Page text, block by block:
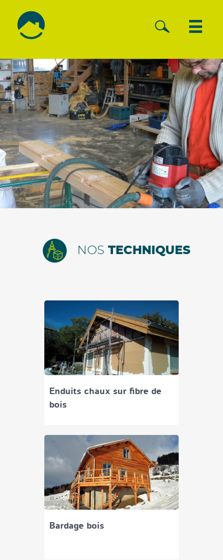
NOS TECHNIQUES
Enduits chaux sur fibre de
bois
Bardage bois